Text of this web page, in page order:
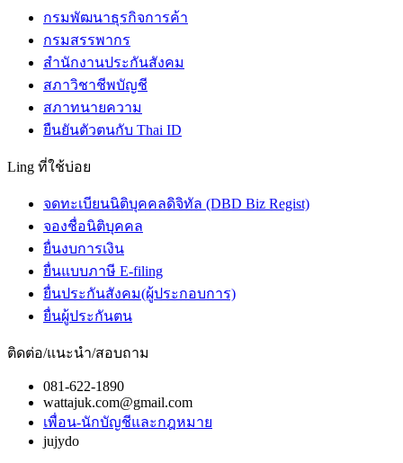
กรมพัฒนาธุรกิจการค้า
กรมสรรพากร
สำนักงานประกันสังคม
สภาวิชาชีพบัญชี
สภาทนายความ
ยืนยันตัวตนกับ Thai ID
Ling ที่ใช้บ่อย
จดทะเบียนนิติบุคคลดิจิทัล (DBD Biz Regist)
จองชื่อนิติบุคคล
ยื่นงบการเงิน
ยื่นแบบภาษี E-filing
ยื่นประกันสังคม(ผู้ประกอบการ)
ยื่นผู้ประกันตน
ติดต่อ/แนะนำ/สอบถาม
081-622-1890
wattajuk.com@gmail.com
เพื่อน-นักบัญชีและกฎหมาย
jujydo